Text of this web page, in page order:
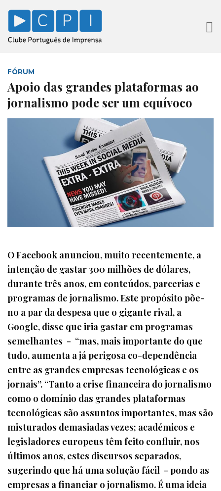
FÓRUM
Apoio das grandes plataformas ao
jornalismo pode ser um equívoco
O Facebook anunciou, muito recentemente, a
intenção de gastar 300 milhões de dólares,
durante três anos, em conteúdos, parcerias e
programas de jornalismo. Este propósito põe-
no a par da despesa que o gigante rival, a
Google, disse que iria gastar em programas
semelhantes - “mas, mais importante do que
tudo, aumenta a já perigosa co-dependência
entre as grandes empresas tecnológicas e os
jornais”. “Tanto a crise financeira do jornalismo
como o domínio das grandes plataformas
tecnológicas são assuntos importantes, mas são
misturados demasiadas vezes; académicos e
legisladores europeus têm feito confluir, nos
últimos anos, estes discursos separados,
sugerindo que há uma solução fácil - pondo as
empresas a financiar o jornalismo. É uma ideia